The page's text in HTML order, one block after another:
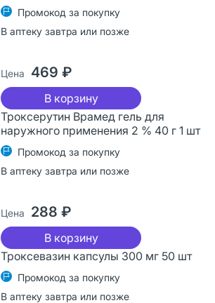
Промокод за покупку
В аптеку завтра или позже
Цена 469 ₽
В корзину
Троксерутин Врамед гель для
наружного применения 2 % 40 г 1 шт
Промокод за покупку
В аптеку завтра или позже
Цена 288 ₽
В корзину
Троксевазин капсулы 300 мг 50 шт
Промокод за покупку
В аптеку завтра или позже